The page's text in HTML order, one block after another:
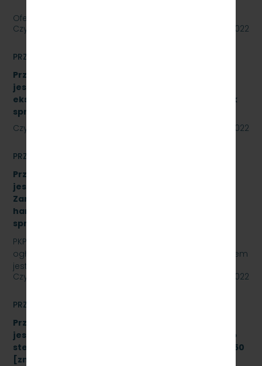
Oferty należy składać do dnia…
Czytaj dalej
27 lipca 2022
PRZETARGI
Przetarg nieograniczony, którego przedmiotem
jest sukcesywna dostawa materiałów
eksploatacyjnych do urządzeń drukujących. Znak
sprawy: SKMMU.086.34A.22
Czytaj dalej
22 lipca 2022
PRZETARGI
Przetarg nieograniczony, którego przedmiotem
jest „sukcesywna dostawa do siedziby
Zamawiającego – 9.525 szt. żeliwnych wstawek
hamulcowych z dylatacjami typu DO-B-380, znak
sprawy: SKMMU.086.42.22
PKP SZYBKA KOLEJ MIEJSKA W TRÓJMIEŚCIE Sp. z o.o.
ogłasza przetarg nieograniczony, którego przedmiotem
jest „sukcesywna dostawa do siedziby odbiorcy…
Czytaj dalej
22 lipca 2022
PRZETARGI
Przetarg nieograniczony, którego przedmiotem
jest modernizacja i rozbudowa systemu zdalnego
sterowania radiołącznością na linii kolejowej nr 250
[znak: SKMMU.086.43.22]